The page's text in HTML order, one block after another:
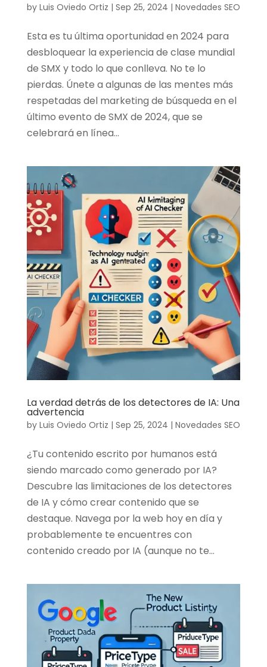
by Luis Oviedo Ortiz | Sep 25, 2024 | Novedades SEO
Esta es tu última oportunidad en 2024 para
desbloquear la experiencia de clase mundial
de SMX y todo lo que conlleva. No te lo
pierdas. Únete a algunas de las mentes más
respetadas del marketing de búsqueda en el
último evento de SMX de 2024, que se
celebrará en línea...
La verdad detrás de los detectores de IA: Una
advertencia
by Luis Oviedo Ortiz | Sep 25, 2024 | Novedades SEO
¿Tu contenido escrito por humanos está
siendo marcado como generado por IA?
Descubre las limitaciones de los detectores
de IA y cómo crear contenido que se
destaque. Navega por la web hoy en día y
probablemente te encuentres con
contenido creado por IA (aunque no te...